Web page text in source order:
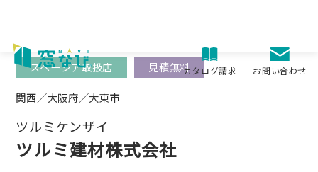
content
カタログ請求 お問い合わせ
関西／大阪府／大東市
ツルミケンザイ
ツルミ建材株式会社
スペーシア取扱店 見積無料